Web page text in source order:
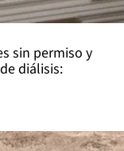
sin permiso y
diálisis: